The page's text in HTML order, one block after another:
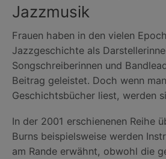
Jazzmusik
Frauen haben in den vielen
Jazzgeschichte als
Songschreiberinnen und
Beitrag geleistet. Doch wenn
Geschichtsbücher liest, werden
In der 2001 erschienenen Reihe
Burns beispielsweise werden
am Rande erwähnt, obwohl die